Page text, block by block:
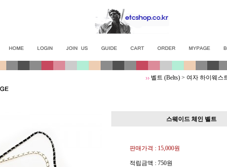
벨트 (Belts) > 여자 하이웨스
스웨이드 체인 벨트
판매가격 : 15,000원
적립금액 : 750원